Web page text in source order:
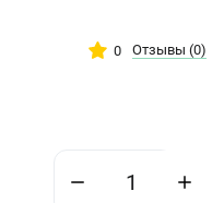
0 Отзывы (0)